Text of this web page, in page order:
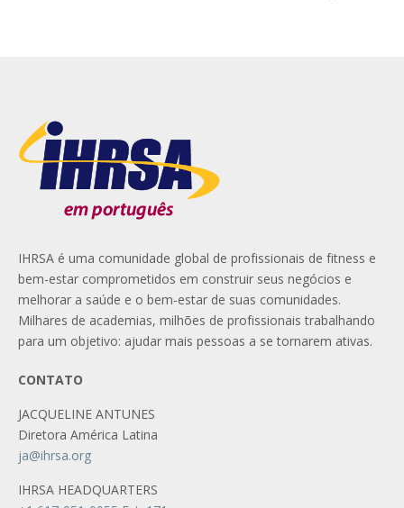
IHRSA é uma comunidade global de profissionais de fitness e
bem-estar comprometidos em construir seus negócios e
melhorar a saúde e o bem-estar de suas comunidades.
Milhares de academias, milhões de profissionais trabalhando
para um objetivo: ajudar mais pessoas a se tornarem ativas.
CONTATO
JACQUELINE ANTUNES
Diretora América Latina
ja@ihrsa.org
IHRSA HEADQUARTERS